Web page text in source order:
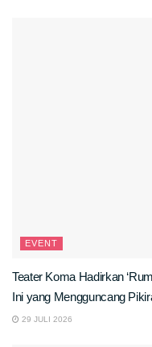
EVENT
Teater Koma Hadirkan
Ini yang Mengguncang
29 JULI 2026